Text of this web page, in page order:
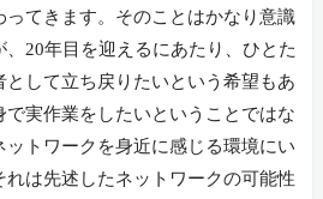
てきます。そのことはかなり意識
、20年目を迎えるにあたり、ひとた
して立ち戻りたいという希望もあ
で実作業をしたいということではな
ットワークを身近に感じる環境にい
は先述したネットワークの可能性